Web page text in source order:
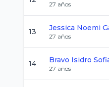
27 años
13 Jessica Noemi
27 años
14 Bravo Isidro
27 años